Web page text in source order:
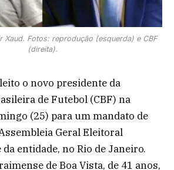
Xaud. Fotos: reprodução (esquerda) e CBF
(direita).
o novo presidente da
de Futebol (CBF) na
(25) para um mandato de
Geral Eleitoral
entidade, no Rio de Janeiro.
de Boa Vista, de 41 anos,